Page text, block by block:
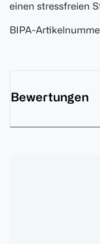
einen stressfreien
BIPA-
Bewertungen